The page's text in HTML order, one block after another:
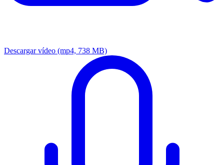
Descargar vídeo (mp4, 738 MB)